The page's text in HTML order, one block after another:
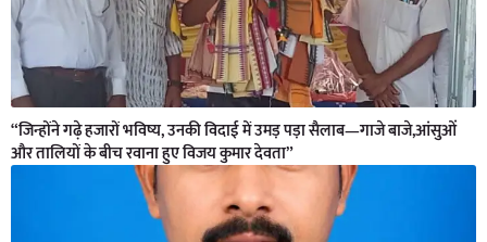
“जिन्होंने गढ़े हजारों भविष्य, उनकी विदाई में उमड़ पड़ा सैलाब—गाजे बाजे,आंसुओं
और तालियों के बीच रवाना हुए विजय कुमार देवता”